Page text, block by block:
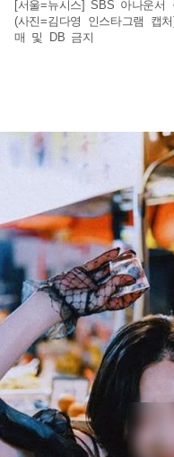
[서울=뉴시스] SBS 아나운서
(사진=김다영 인스타그램 캡
매 및 DB 금지